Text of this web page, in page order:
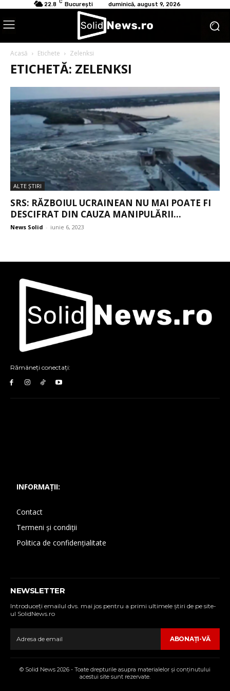
22.8 C București duminică, august 9, 2026
Acasă Etichete Zelenksi
ETICHETĂ: ZELENKSI
ALTE ŞTIRI
SRS: RĂZBOIUL UCRAINEAN NU MAI POATE FI
DESCIFRAT DIN CAUZA MANIPULĂRII...
News Solid - iunie 6, 2023
Rămâneți conectați:
INFORMAȚII:
Contact
Termeni și condiții
Politica de confidențialitate
NEWSLETTER
Introduceţi emailul dvs. mai jos pentru a primi ultimele ştiri de pe site-
ul SolidNews.ro
ABONAŢI-VĂ
© Solid News 2026 - Toate drepturile asupra materialelor şi conţinutului
acestui site sunt rezervate.